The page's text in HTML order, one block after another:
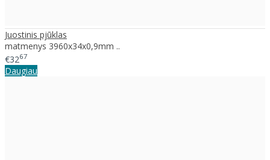
Juostinis pjūklas
matmenys 3960x34x0,9mm ..
€3267
Daugiau